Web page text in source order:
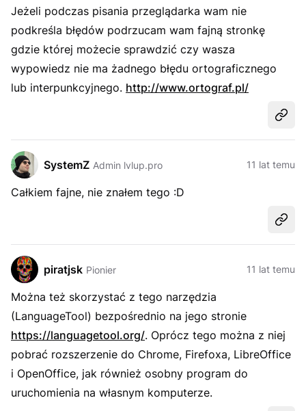
Jeżeli podczas pisania przeglądarka wam nie
podkreśla błędów podrzucam wam fajną stronkę
gdzie której możecie sprawdzić czy wasza
wypowiedz nie ma żadnego błędu ortograficznego
lub interpunkcyjnego. http://www.ortograf.pl/
SystemZ Admin lvlup.pro 11 lat temu
Całkiem fajne, nie znałem tego :D
piratjsk Pionier 11 lat temu
Można też skorzystać z tego narzędzia
(LanguageTool) bezpośrednio na jego stronie
https://languagetool.org/. Oprócz tego można z niej
pobrać rozszerzenie do Chrome, Firefoxa, LibreOffice
i OpenOffice, jak również osobny program do
uruchomienia na własnym komputerze.